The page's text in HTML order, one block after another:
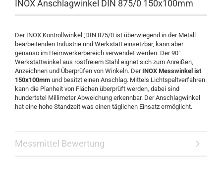
INOX Anschlagwinkel DIN 875/0 150x100mm
Der INOX Kontrollwinkel ;DIN 875/0 ist überwiegend in der Metall
bearbeitenden Industrie und Werkstatt einsetzbar, kann aber
genauso im Heimwerkerbereich verwendet werden. Der 90°
Werkstattwinkel aus rostfreiem Stahl eignet sich zum Anreißen,
Anzeichnen und Überprüfen von Winkeln. Der INOX Messwinkel ist
150x100mm und besitzt einen Anschlag. Mittels Lichtspaltverfahren
kann die Planheit von Flächen überprüft werden, dabei sind
hundertstel Millimeter Abweichung erkennbar. Der Anschlagwinkel
hat eine hohe Standzeit was einen täglichen Einsatz ermöglicht.
Messmittel Bewertung